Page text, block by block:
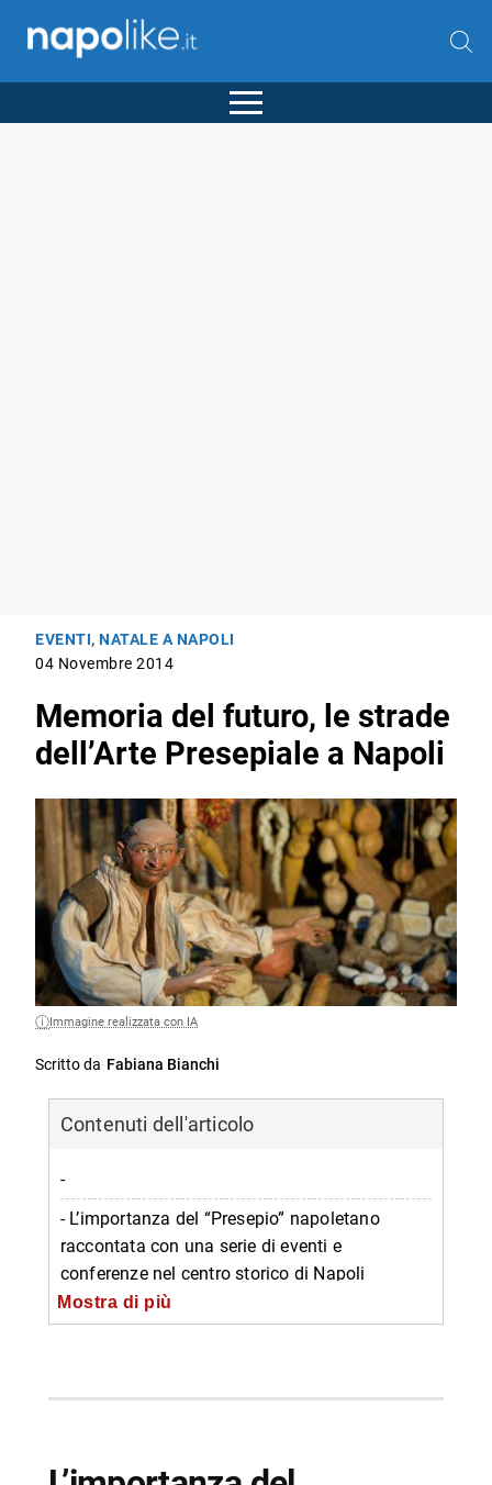
EVENTI,NATALE A NAPOLI
04 Novembre 2014
Memoria del futuro, le strade
dell’Arte Presepiale a Napoli
Immagine realizzata con IA
Scritto da Fabiana Bianchi
Contenuti dell'articolo
-
- L’importanza del “Presepio” napoletano
raccontata con una serie di eventi e
conferenze nel centro storico di Napoli
-- Visite guidate per diversamente abili con
Mostra di più